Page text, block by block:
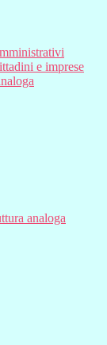
e imprese
analoga